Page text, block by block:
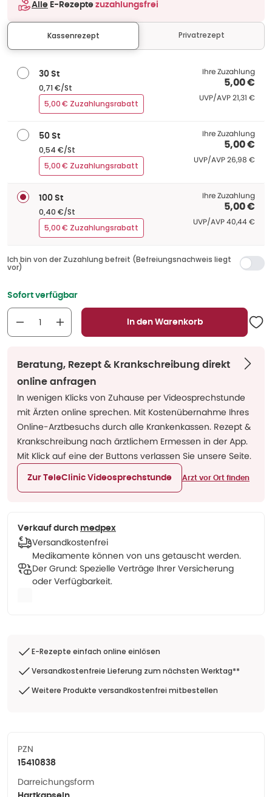
Alle E-Rezepte zuzahlungsfrei
Kassenrezept Privatrezept
30 St
0,71 €/St
5,00 € Zuzahlungsrabatt
Ihre Zuzahlung
5,00 €
UVP/AVPUVP/AVP
21,31 €
50 St
0,54 €/St
5,00 € Zuzahlungsrabatt
Ihre Zuzahlung
5,00 €
UVP/AVPUVP/AVP
26,98 €
100 St
0,40 €/St
5,00 € Zuzahlungsrabatt
Ihre Zuzahlung
5,00 €
UVP/AVPUVP/AVP
40,44 €
Ich bin von der Zuzahlung befreit (Befreiungsnachweis liegt
vor)
Sofort verfügbar
In den Warenkorb
Beratung, Rezept & Krankschreibung direkt
online anfragen
In wenigen Klicks von Zuhause per Videosprechstunde
mit Ärzten online sprechen. Mit Kostenübernahme Ihres
Online-Arztbesuchs durch alle Krankenkassen. Rezept &
Krankschreibung nach ärztlichem Ermessen in der App.
Mit Klick auf eine der Buttons verlassen Sie unsere Seite.
Zur TeleClinic Videosprechstunde Arzt vor Ort finden
Verkauf durch medpex
Versandkostenfrei
Medikamente können von uns getauscht werden.
Der Grund: Spezielle Verträge Ihrer Versicherung
oder Verfügbarkeit.
E-Rezepte einfach online einlösen
Versandkostenfreie Lieferung zum nächsten Werktag**
Weitere Produkte versandkostenfrei mitbestellen
PZN
15410838
Darreichungsform